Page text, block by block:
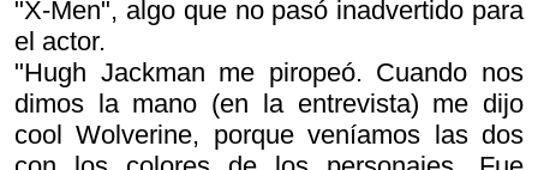
"X-Men", algo que no pasó inadvertido para
el actor.
"Hugh Jackman me piropeó. Cuando nos
dimos la mano (en la entrevista) me dijo
cool Wolverine, porque veníamos las dos